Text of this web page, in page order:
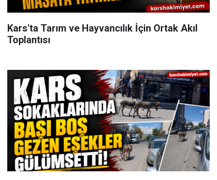
Kars'ta Tarım ve Hayvancılık İçin Ortak Akıl
Toplantısı